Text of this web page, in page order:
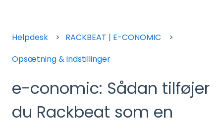
Helpdesk
RACKBEAT | E-CONOMIC
Opsætning & indstillinger
e-conomic: Sådan tilføjer
du Rackbeat som en